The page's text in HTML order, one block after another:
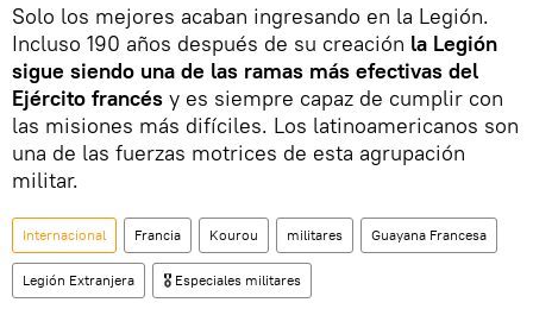
Solo los mejores acaban ingresando en la Legión.
Incluso 190 años después de su creación la Legión
sigue siendo una de las ramas más efectivas del
Ejército francés y es siempre capaz de cumplir con
las misiones más difíciles. Los latinoamericanos son
una de las fuerzas motrices de esta agrupación
militar.
Internacional Francia Kourou militares Guayana Francesa
Legión Extranjera 🎖️ Especiales militares